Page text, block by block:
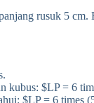
rusuk 5 cm.
kubus: $LP = 6
$LP = 6 times